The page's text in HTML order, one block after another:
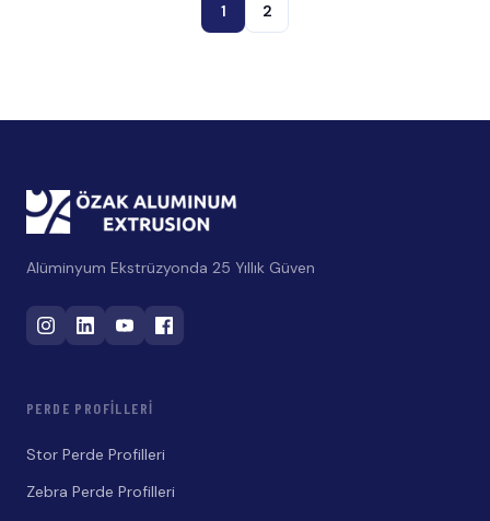
1 2
Alüminyum Ekstrüzyonda 25 Yıllık Güven
PERDE PROFILLERI
Stor Perde Profilleri
Zebra Perde Profilleri